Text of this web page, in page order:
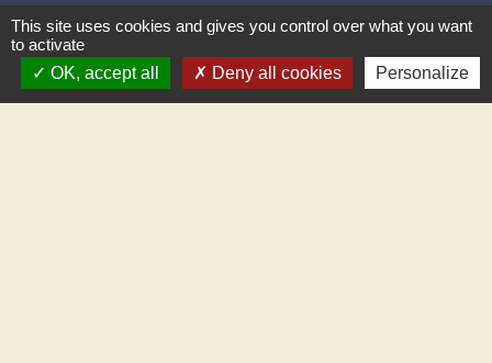
25650 Gilley - FRANCE
Contact par formulaire
This site uses cookies and gives you control over what you want
to activate
OK, accept all
Deny all cookies Personalize